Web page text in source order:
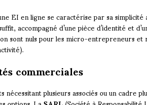
EI en ligne se caractérise par sa
accompagné d’une pièce d’identité et
sont nuls pour les micro-entrepreneurs
commerciales
plusieurs associés ou un cadre